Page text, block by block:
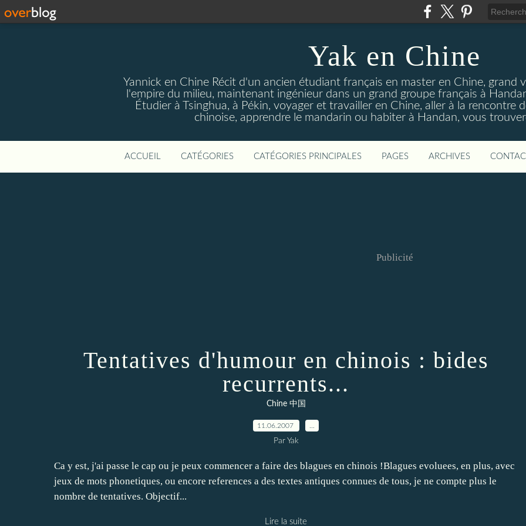
Yak en Chine
Yannick en Chine Récit d'un ancien étudiant français en master en Chine, grand
l'empire du milieu, maintenant ingénieur dans un grand groupe français à
Étudier à Tsinghua, à Pékin, voyager et travailler en Chine, aller à la rencontre
chinoise, apprendre le mandarin ou habiter à Handan, vous
ACCUEIL CATÉGORIES CATÉGORIES PRINCIPALES PAGES ARCHIVES
Publicité
Tentatives d'humour en chinois : bides
recurrents...
Chine 中国
11.06.2007
Par Yak
Ca y est, j'ai passe le cap ou je peux commencer a faire des blagues en chinois !Blagues evoluees, en plus, avec
jeux de mots phonetiques, ou encore references a des textes antiques connues de tous, je ne compte plus le
nombre de tentatives. Objectif...
Lire la suite